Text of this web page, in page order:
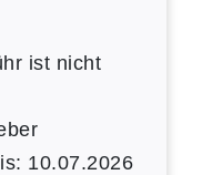
ist nicht
10.07.2026